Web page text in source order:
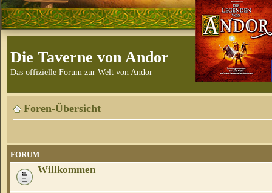
Die Taverne von Andor
Das offizielle Forum zur Welt von Andor
Foren-Übersicht
FORUM
Willkommen